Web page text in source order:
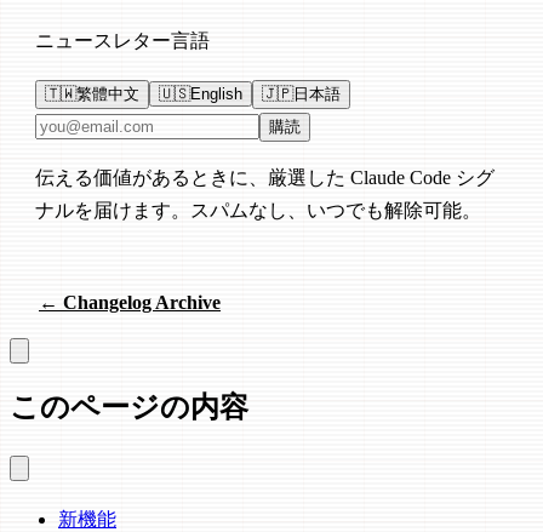
ニュースレター言語
🇹🇼繁體中文 🇺🇸English 🇯🇵日本語
メールアドレス 購読
伝える価値があるときに、厳選した Claude Code シグ
ナルを届けます。スパムなし、いつでも解除可能。
← Changelog Archive
このページの内容
新機能